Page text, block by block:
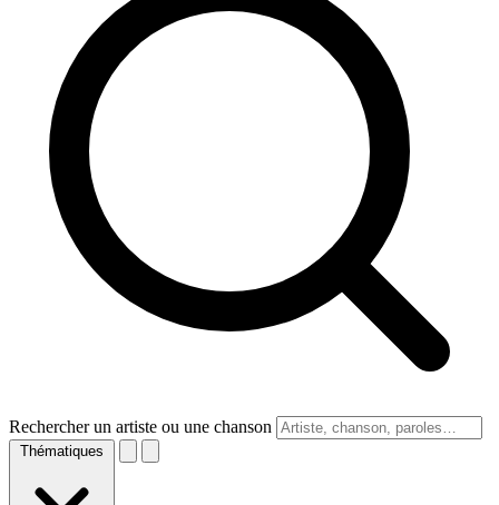
Rechercher un artiste ou une chanson
Thématiques